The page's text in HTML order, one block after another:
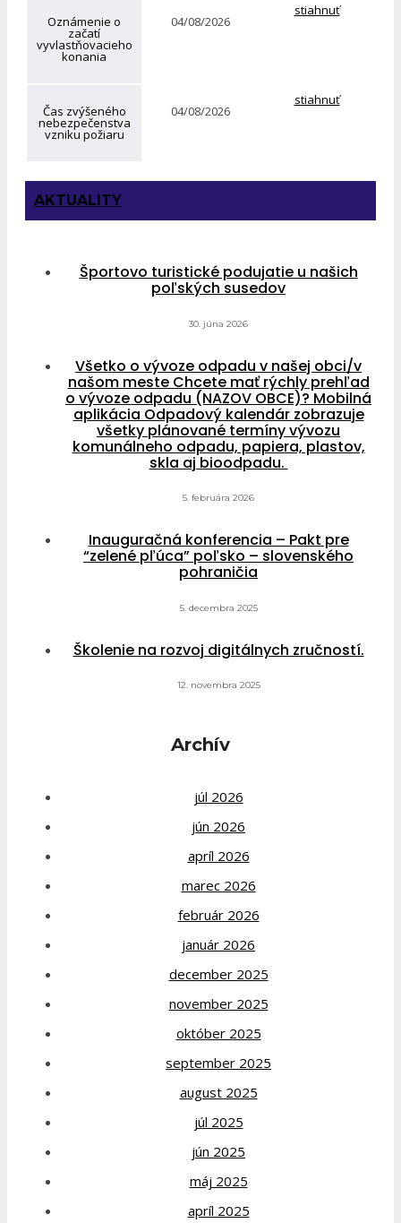
Oznámenie o
začatí
vyvlastňovacieho
konania
04/08/2026
stiahnuť
Čas zvýšeného
nebezpečenstva
vzniku požiaru
04/08/2026
stiahnuť
AKTUALITY
Športovo turistické podujatie u našich
poľských susedov
30. júna 2026
Všetko o vývoze odpadu v našej obci/v
našom meste Chcete mať rýchly prehľad
o vývoze odpadu (NAZOV OBCE)? Mobilná
aplikácia Odpadový kalendár zobrazuje
všetky plánované termíny vývozu
komunálneho odpadu, papiera, plastov,
skla aj bioodpadu.
5. februára 2026
Inauguračná konferencia – Pakt pre
“zelené pľúca” poľsko – slovenského
pohraničia
5. decembra 2025
Školenie na rozvoj digitálnych zručností.
12. novembra 2025
Archív
júl 2026
jún 2026
apríl 2026
marec 2026
február 2026
január 2026
december 2025
november 2025
október 2025
september 2025
august 2025
júl 2025
jún 2025
máj 2025
apríl 2025